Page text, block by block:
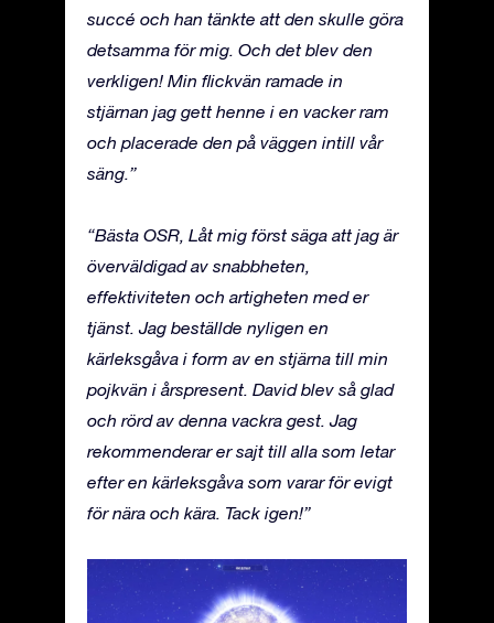
succé och han tänkte att den skulle göra
detsamma för mig. Och det blev den
verkligen! Min flickvän ramade in
stjärnan jag gett henne i en vacker ram
och placerade den på väggen intill vår
säng.”
“Bästa OSR, Låt mig först säga att jag är
överväldigad av snabbheten,
effektiviteten och artigheten med er
tjänst. Jag beställde nyligen en
kärleksgåva i form av en stjärna till min
pojkvän i årspresent. David blev så glad
och rörd av denna vackra gest. Jag
rekommenderar er sajt till alla som letar
efter en kärleksgåva som varar för evigt
för nära och kära. Tack igen!”